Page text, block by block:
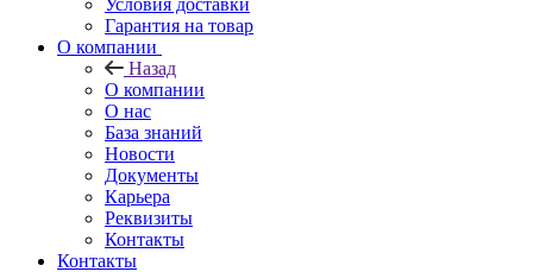
Условия доставки
Гарантия на товар
О компании
Назад
О компании
О нас
База знаний
Новости
Документы
Карьера
Реквизиты
Контакты
Контакты